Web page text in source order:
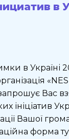
в
в Україні
Вас
ініціатив
Вашої
форма